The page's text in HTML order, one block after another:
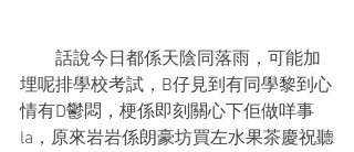
埋呢排學校考試，B仔見到有同學黎到心
情有D鬱悶，梗係即刻關心下佢做咩事
la，原來岩岩係朗豪坊買左水果茶慶祝聽